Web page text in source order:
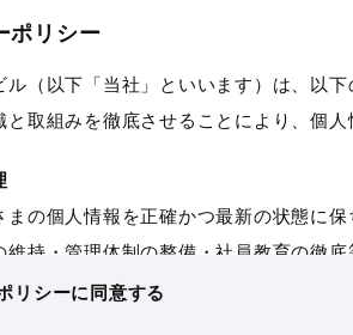
ポリシー
ル（以下「当社」といいます）は、以
と取組みを徹底させることにより、個人
まの個人情報を正確かつ最新の状態に
維持・管理体制の整備・社員教育の徹
リシーに 同意する